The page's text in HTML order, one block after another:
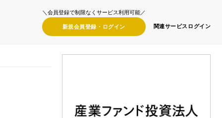
＼会員登録で制限なくサービス利用可能／
新規会員登録・ ログイン 関連サービス ログイン